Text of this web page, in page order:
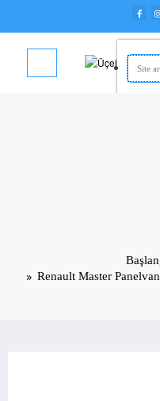
Renault Master